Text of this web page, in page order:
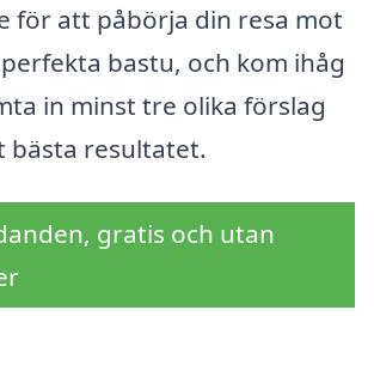
för att påbörja din resa mot
bastu, och kom ihåg
in minst tre olika förslag
bästa resultatet.
gratis och utan